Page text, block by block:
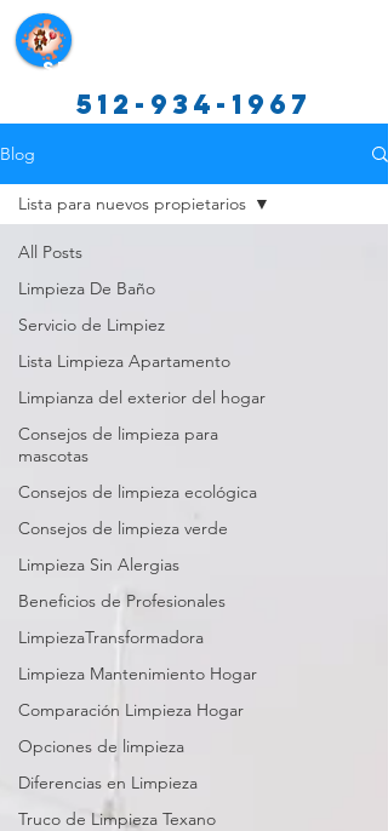
Servicios de limpieza de
512-934-1967
Blog
All Posts
Limpieza De Baño
Servicio de Limpiez
Lista Limpieza Apartamento
Limpianza del exterior del hogar
Consejos de limpieza para
mascotas
Consejos de limpieza ecológica
Consejos de limpieza verde
Limpieza Sin Alergias
Beneficios de Profesionales
LimpiezaTransformadora
Limpieza Mantenimiento Hogar
Comparación Limpieza Hogar
Opciones de limpieza
Diferencias en Limpieza
Truco de Limpieza Texano
Lista para nuevos propietarios